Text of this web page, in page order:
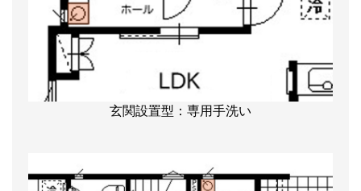
玄関設置型：専用手洗い